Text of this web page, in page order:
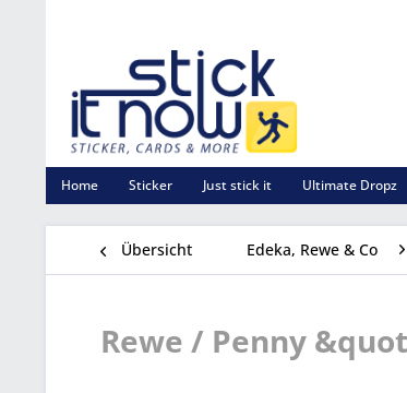
Home Sticker Just stick it Ultimate Dropz
Übersicht Edeka, Rewe & Co
Rewe / Penny